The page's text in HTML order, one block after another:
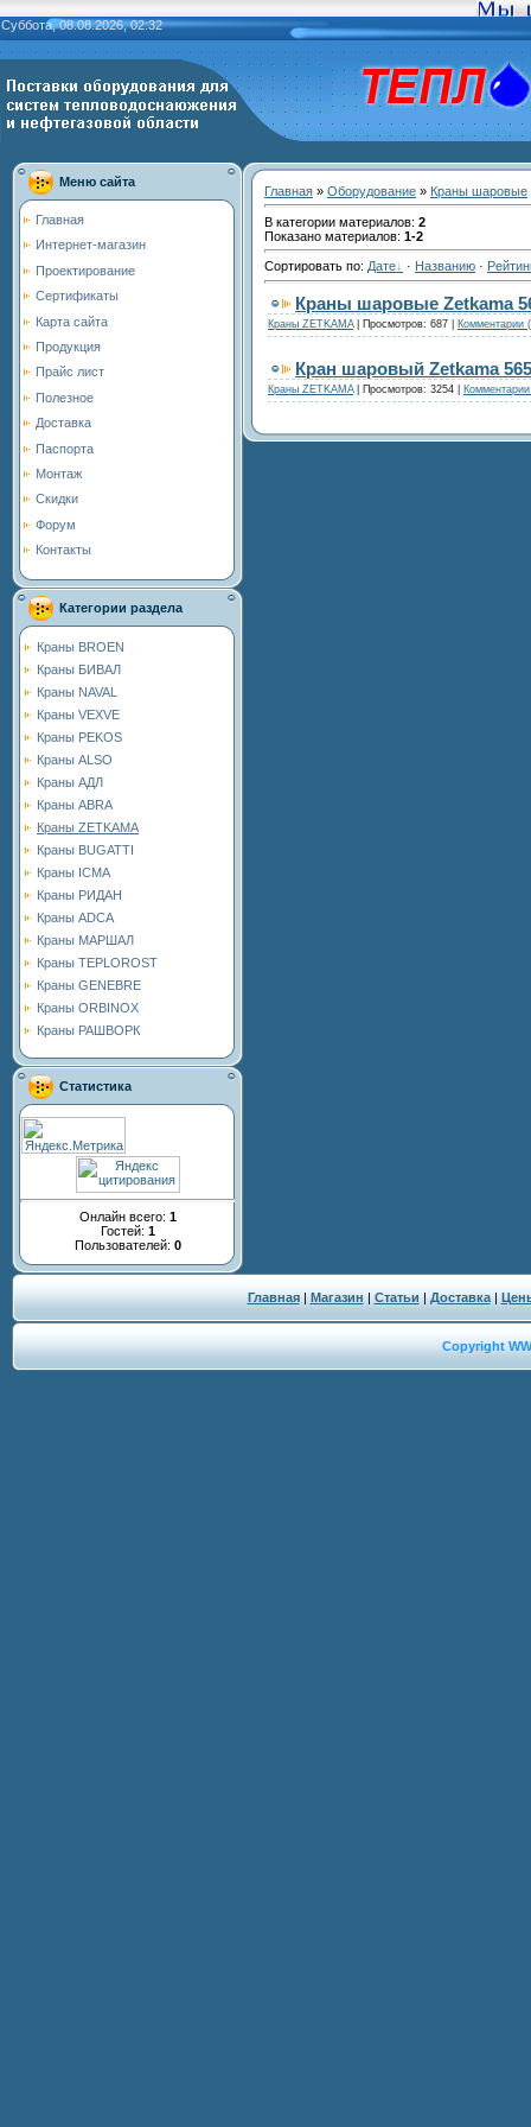
Суббота, 08.08.2026, 02:32
Меню сайта
Главная
Интернет-магазин
Проектирование
Сертификаты
Карта сайта
Продукция
Прайс лист
Полезное
Доставка
Паспорта
Монтаж
Скидки
Форум
Контакты
Категории раздела
Краны BROEN
Краны БИВАЛ
Краны NAVAL
Краны VEXVE
Краны PEKOS
Краны ALSO
Краны АДЛ
Краны ABRA
Краны ZETKAMA
Краны BUGATTI
Краны ICMA
Краны РИДАН
Краны ADCA
Краны МАРШАЛ
Краны TEPLOROST
Краны GENEBRE
Краны ORBINOX
Краны РАШВОРК
Статистика
Онлайн всего: 1
Гостей: 1
Пользователей: 0
Главная » Оборудование » Краны шаровые
В категории материалов: 2
Показано материалов: 1-2
Сортировать по: Дате · Названию ·
Краны шаровые Zetkama
Краны ZETKAMA| Просмотров: 687 Комментарии
Кран шаровый Zetkama 565
Краны ZETKAMA| Просмотров: 3254
Главная| Магазин | Статьи | Доставка|
Copyright